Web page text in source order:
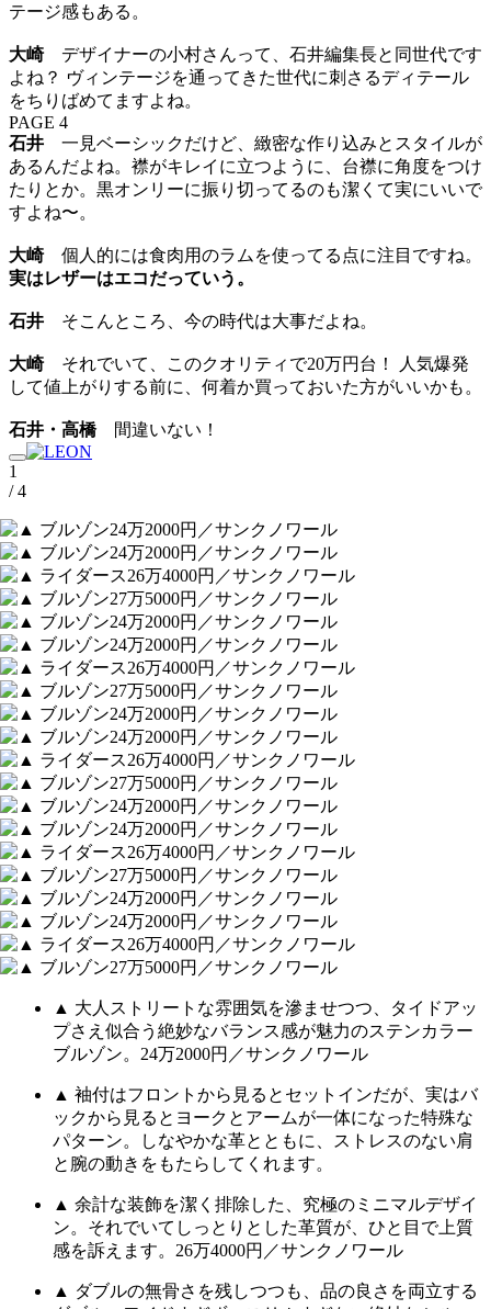
テージ感もある。
大崎 デザイナーの小村さんって、石井編集長と同世代です
よね？ ヴィンテージを通ってきた世代に刺さるディテール
をちりばめてますよね。
PAGE 4
石井 一見ベーシックだけど、緻密な作り込みとスタイルが
あるんだよね。襟がキレイに立つように、台襟に角度をつけ
たりとか。黒オンリーに振り切ってるのも潔くて実にいいで
すよね〜。
大崎 個人的には食肉用のラムを使ってる点に注目ですね。
実はレザーはエコだっていう。
石井 そこんところ、今の時代は大事だよね。
大崎 それでいて、このクオリティで20万円台！ 人気爆発
して値上がりする前に、何着か買っておいた方がいいかも。
石井・高橋 間違いない！
1
/ 4
▲ 大人ストリートな雰囲気を滲ませつつ、タイドアッ
プさえ似合う絶妙なバランス感が魅力のステンカラー
ブルゾン。24万2000円／サンクノワール
▲ 袖付はフロントから見るとセットインだが、実はバ
ックから見るとヨークとアームが一体になった特殊な
パターン。しなやかな革とともに、ストレスのない肩
と腕の動きをもたらしてくれます。
▲ 余計な装飾を潔く排除した、究極のミニマルデザイ
ン。それでいてしっとりとした革質が、ひと目で上質
感を訴えます。26万4000円／サンクノワール
▲ ダブルの無骨さを残しつつも、品の良さを両立する